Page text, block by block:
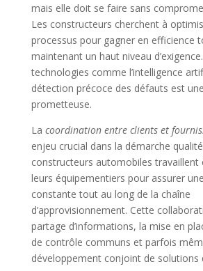
mais elle doit se faire sans
Les constructeurs cherchent à
processus pour gagner en efficience
maintenant un haut niveau
technologies comme l’intelligence
détection précoce des défauts est
prometteuse.
La coordination entre clients et
enjeu crucial dans la démarche
constructeurs automobiles
leurs équipementiers pour assurer
constante tout au long de la chaîne
d’approvisionnement. Cette
partage d’informations, la mise en
de contrôle communs et parfois
développement conjoint de solutions